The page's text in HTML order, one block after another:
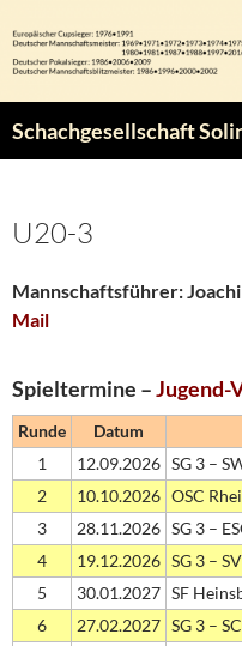
Inhalt
springen
Schachgesellschaft
U20-3
Mannschaftsführer:
Mail
Spieltermine –Jugend-
Runde Datum
1
12.09.2026 SG 3 –
2
10.10.2026 OSC
3
28.11.2026 SG 3 –
4
19.12.2026 SG 3 –
5
30.01.2027 SF
6
27.02.2027 SG 3 –